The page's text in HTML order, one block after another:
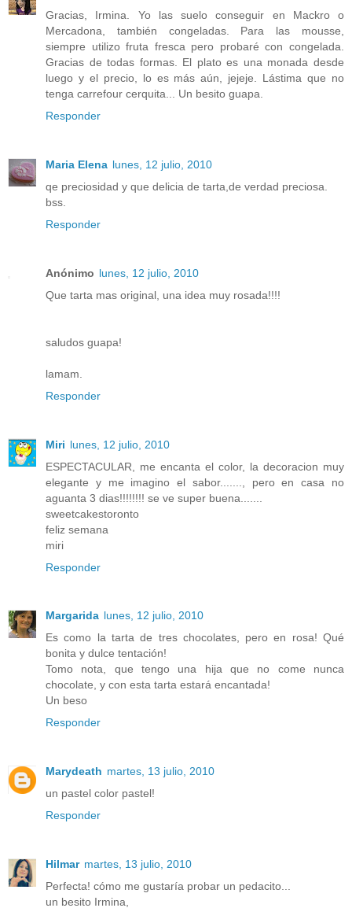
Gracias, Irmina. Yo las suelo conseguir en Mackro o
Mercadona, también congeladas. Para las mousse,
siempre utilizo fruta fresca pero probaré con congelada.
Gracias de todas formas. El plato es una monada desde
luego y el precio, lo es más aún, jejeje. Lástima que no
tenga carrefour cerquita... Un besito guapa.
Responder
Maria Elena lunes, 12 julio, 2010
qe preciosidad y que delicia de tarta,de verdad preciosa.
bss.
Responder
Anónimo lunes, 12 julio, 2010
Que tarta mas original, una idea muy rosada!!!!
saludos guapa!
lamam.
Responder
Miri lunes, 12 julio, 2010
ESPECTACULAR, me encanta el color, la decoracion muy
elegante y me imagino el sabor......., pero en casa no
aguanta 3 dias!!!!!!!! se ve super buena.......
sweetcakestoronto
feliz semana
miri
Responder
Margarida lunes, 12 julio, 2010
Es como la tarta de tres chocolates, pero en rosa! Qué
bonita y dulce tentación!
Tomo nota, que tengo una hija que no come nunca
chocolate, y con esta tarta estará encantada!
Un beso
Responder
Marydeath martes, 13 julio, 2010
un pastel color pastel!
Responder
Hilmar martes, 13 julio, 2010
Perfecta! cómo me gustaría probar un pedacito...
un besito Irmina,